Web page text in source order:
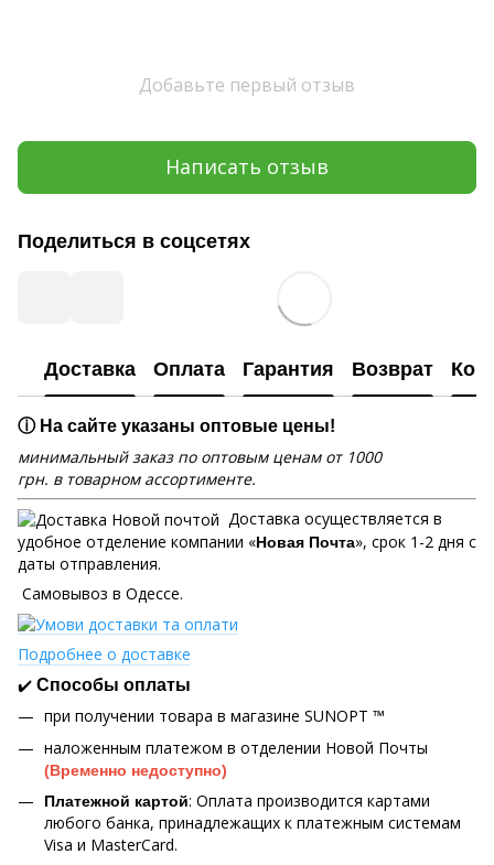
Добавьте первый отзыв
Написать отзыв
Поделиться в соцсетях
Доставка Оплата Гарантия Возврат
ⓘ На сайте указаны оптовые цены!
минимальный заказ по оптовым ценам от 1000
грн. в товарном ассортименте.
Доставка осуществляется в
удобное отделение компании «Новая Почта», срок 1-2 дня с
даты отправления.
Самовывоз в Одессе.
Подробнее о доставке
✔️ Способы оплаты
при получении товара в магазине SUNOPT ™
наложенным платежом в отделении Новой Почты
(Временно недоступно)
Платежной картой: Оплата производится картами
любого банка, принадлежащих к платежным системам
Visa и MasterCard.